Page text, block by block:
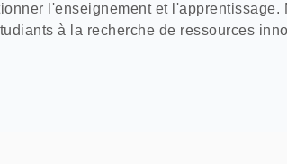
l'enseignement et l'apprentissage.
à la recherche de ressources